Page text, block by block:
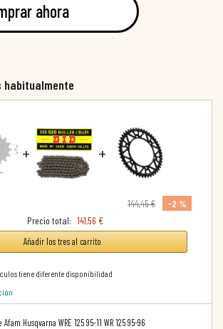
ahora
habitualmente
+ +
144,45 €
-2 %
Precio total: 141,56 €
Añadir los tres al carrito
tiene diferente disponibilidad
Husqvarna WRE 125 95-11 WR 125 95-96